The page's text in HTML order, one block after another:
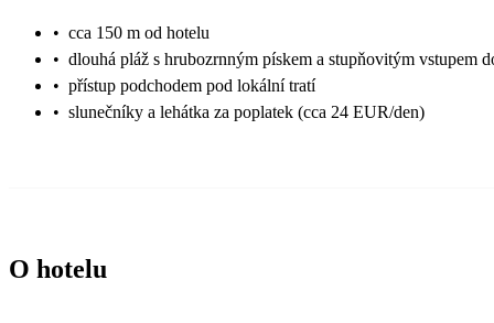
• cca 150 m od hotelu
• dlouhá pláž s hrubozrnným pískem a stupňovitým vstupem
• přístup podchodem pod lokální tratí
• slunečníky a lehátka za poplatek (cca 24 EUR/den)
O hotelu